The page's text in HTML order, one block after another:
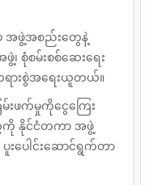
အဖွဲ့အစည်းတွေနဲ့
၊ စုံစမ်းစစ်ဆေးရေး
ရားစွဲအရေးယူတယ်။
မ်းဖက်မှုကိုငွေကြေး
ကို နိုင်ငံတကာ အဖွဲ့
ပေါင်းဆောင်ရွက်တာ